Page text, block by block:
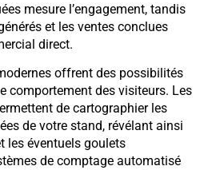
mesure l’engagement, tandis
et les ventes conclues
direct.
offrent des possibilités
comportement des visiteurs. Les
de cartographier les
de votre stand, révélant ainsi
les éventuels goulets
de comptage automatisé